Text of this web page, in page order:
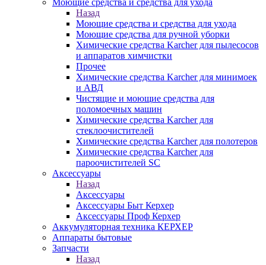
Моющие средства и средства для ухода
Назад
Моющие средства и средства для ухода
Моющие средства для ручной уборки
Химические средства Karcher для пылесосов
и аппаратов химчистки
Прочее
Химические средства Karcher для минимоек
и АВД
Чистящие и моющие средства для
поломоечных машин
Химические средства Karcher для
стеклоочистителей
Химические средства Karcher для полотеров
Химические средства Karcher для
пароочистителей SC
Аксессуары
Назад
Аксессуары
Аксессуары Быт Керхер
Аксессуары Проф Керхер
Аккумуляторная техника КЕРХЕР
Аппараты бытовые
Запчасти
Назад